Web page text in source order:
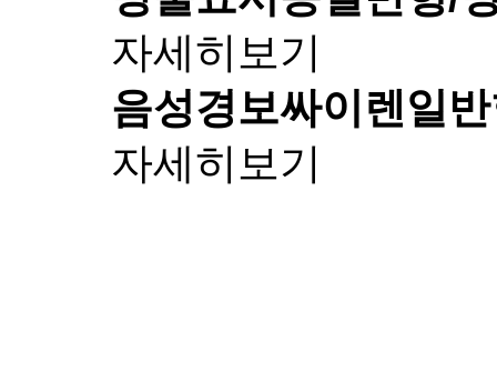
자세히보기
음성경보싸이렌일
자세히보기